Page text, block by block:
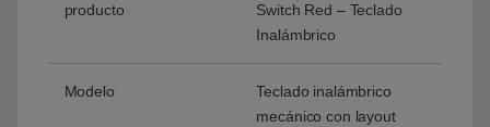
producto
Switch Red – Teclado
Inalámbrico
Modelo
Teclado inalámbrico
mecánico con layout